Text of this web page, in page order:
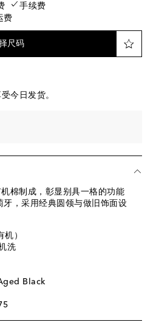
手续费
费
尺码
今日发货。
棉制成，彰显别具一格的功能
，采用经典圆领与做旧饰面设
）
洗
Black